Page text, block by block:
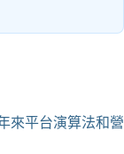
來平台演算法和營